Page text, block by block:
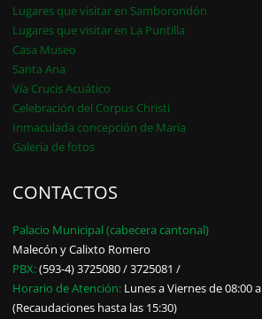
Lugares que visitar en Samborondón
Lugares que visitar en La Puntilla
Casa Museo
Santa Ana
Vía Crucis Acuático
Celebración del Corpus Christi
Inmaculada concepción de María
Galería de fotos
CONTACTOS
Palacio Municipal (cabecera cantonal)
Malecón y Calixto Romero
PBX:(593-4) 3725080 / 3725081 /
Horario de Atención: Lunes a Viernes de 08:00
(Recaudaciones hasta las 15:30)